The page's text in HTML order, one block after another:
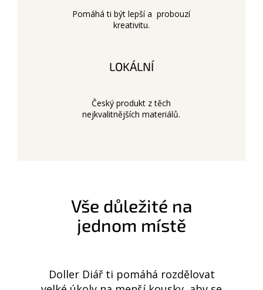
Pomáhá ti být lepší a probouzí
kreativitu.
LOKÁLNÍ
Český produkt z těch
nejkvalitnějších materiálů.
Vše důležité na
jednom místě
Doller Diář ti pomáhá rozdělovat